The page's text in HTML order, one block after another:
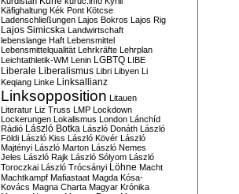
Käfighaltung Kék Pont Kötcse
Ladenschließungen Lajos Bokros Lajos Rig
Lajos Simicska Landwirtschaft
lebenslange Haft Lebensmittel
Lebensmittelqualität Lehrkräfte Lehrplan
Leichtathletik-WM Lenin LGBTQ LIBE
Liberale Liberalismus Libri Libyen Li
Keqiang Linke Linksallianz
Linksopposition Litauen
Literatur Liz Truss LMP Lockdown
Lockerungen Lokalismus London Lánchíd
Rádió
László Botka László Donáth László
Földi László Kiss László Kövér László
Majtényi László Marton László Nemes
Jeles László Rajk László Sólyom László
Toroczkai László Trócsányi Löhne Macht
Machtkampf Mafiastaat Magda Kósa-
Kovács Magna Charta Magyar Krónika